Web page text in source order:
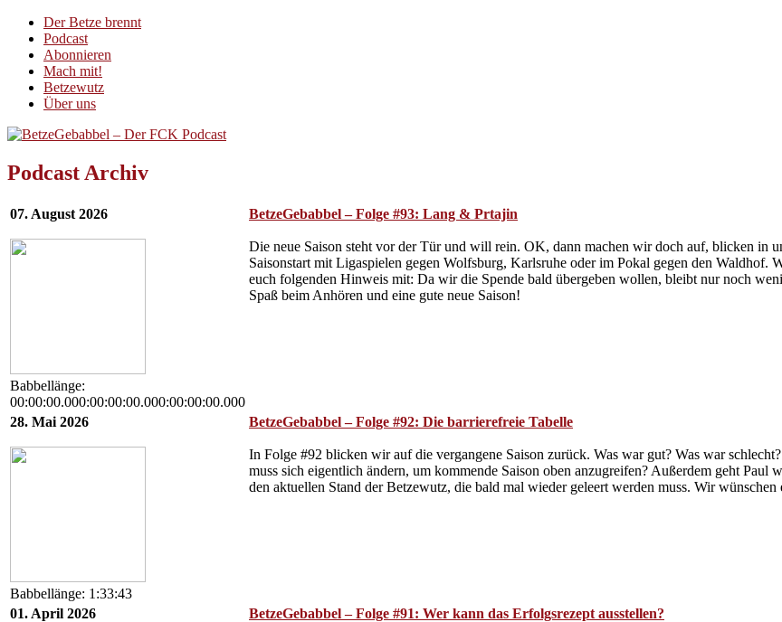
Der Betze brennt
Podcast
Abonnieren
Mach mit!
Betzewutz
Über uns
Podcast Archiv
07. August 2026
Babbellänge:
00:00:00.000:00:00:00.000:00:00:00.000
BetzeGebabbel – Folge #93: Lang & Prtajin
Die neue Saison steht vor der Tür und will rein. OK, dann machen wir doch auf, blicken in
Saisonstart mit Ligaspielen gegen Wolfsburg, Karlsruhe oder im Pokal gegen den Waldhof.
euch folgenden Hinweis mit: Da wir die Spende bald übergeben wollen, bleibt nur noch
Spaß beim Anhören und eine gute neue Saison!
28. Mai 2026
Babbellänge: 1:33:43
BetzeGebabbel – Folge #92: Die barrierefreie Tabelle
In Folge #92 blicken wir auf die vergangene Saison zurück. Was war gut? Was war
muss sich eigentlich ändern, um kommende Saison oben anzugreifen? Außerdem geht
den aktuellen Stand der Betzewutz, die bald mal wieder geleert werden muss. Wir
01. April 2026 BetzeGebabbel – Folge #91: Wer kann das Erfolgsrezept ausstellen?